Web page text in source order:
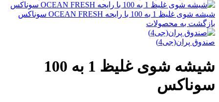
شیشه شوی غلیظ 1 به 100 با رایحه OCEAN FRESH سوناکس
بازگشت به محصولات
صندوق پران(جی4)
شیشه شوی غلیظ 1 به 100
سوناکس